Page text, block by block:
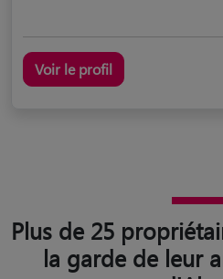
Voir le profil
Plus de 25
la garde de leur